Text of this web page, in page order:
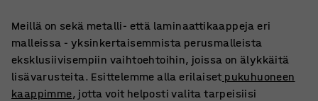
Meillä on sekä metalli- että laminaattikaappeja eri
malleissa - yksinkertaisemmista perusmalleista
eksklusiivisempiin vaihtoehtoihin, joissa on älykkäitä
lisävarusteita. Esittelemme alla erilaiset pukuhuoneen
kaappimme, jotta voit helposti valita tarpeisiisi